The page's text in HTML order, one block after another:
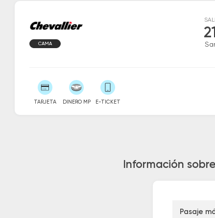
CAMA
TARJETA DINERO MP E-TICKET
Información
Pasaje